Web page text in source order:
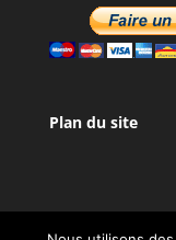
Plan du site